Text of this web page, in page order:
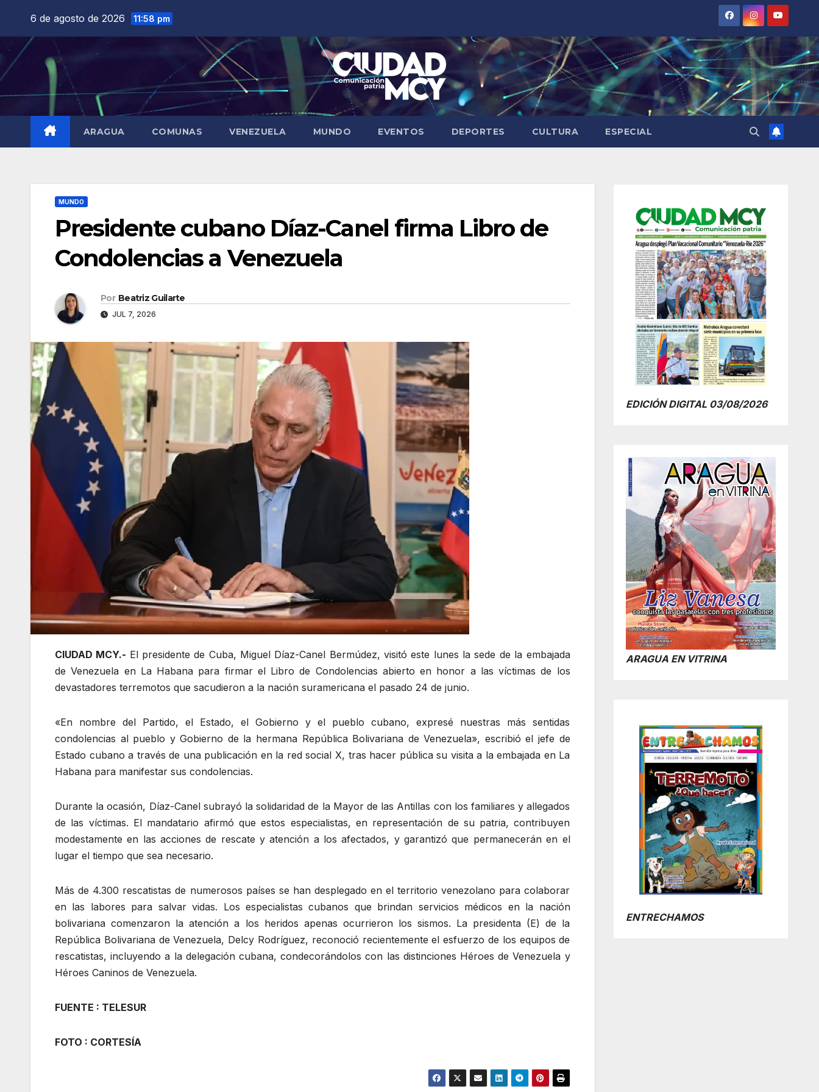
contenido
6 de agosto de 2026 11:58 pm
ARAGUA COMUNAS VENEZUELA MUNDO EVENTOS DEPORTES CULTURA ESPECIAL
MUNDO
Presidente cubano Díaz-Canel firma Libro de
Condolencias a Venezuela
Por Beatriz Guilarte
JUL 7, 2026
CIUDAD MCY.- El presidente de Cuba, Miguel Díaz-Canel Bermúdez, visitó este lunes la sede de la embajada
de Venezuela en La Habana para firmar el Libro de Condolencias abierto en honor a las víctimas de los
devastadores terremotos que sacudieron a la nación suramericana el pasado 24 de junio.
«En nombre del Partido, el Estado, el Gobierno y el pueblo cubano, expresé nuestras más sentidas
condolencias al pueblo y Gobierno de la hermana República Bolivariana de Venezuela», escribió el jefe de
Estado cubano a través de una publicación en la red social X, tras hacer pública su visita a la embajada en La
Habana para manifestar sus condolencias.
Durante la ocasión, Díaz-Canel subrayó la solidaridad de la Mayor de las Antillas con los familiares y allegados
de las víctimas. El mandatario afirmó que estos especialistas, en representación de su patria, contribuyen
modestamente en las acciones de rescate y atención a los afectados, y garantizó que permanecerán en el
lugar el tiempo que sea necesario.
Más de 4.300 rescatistas de numerosos países se han desplegado en el territorio venezolano para colaborar
en las labores para salvar vidas. Los especialistas cubanos que brindan servicios médicos en la nación
bolivariana comenzaron la atención a los heridos apenas ocurrieron los sismos. La presidenta (E) de la
República Bolivariana de Venezuela, Delcy Rodríguez, reconoció recientemente el esfuerzo de los equipos de
rescatistas, incluyendo a la delegación cubana, condecorándolos con las distinciones Héroes de Venezuela y
Héroes Caninos de Venezuela.
FUENTE : TELESUR
FOTO : CORTESÍA
EDICIÓN DIGITAL 03/08/2026
ARAGUA EN VITRINA
ENTRECHAMOS